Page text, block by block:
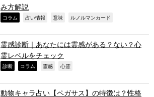
み方解説
コラム 占い情報 意味 ルノルマンカード
霊感診断｜あなたには霊感がある？ない？心
霊レベルをチェック
診断 コラム 霊感 心霊
動物キャラ占い【ペガサス】の特徴は？性格